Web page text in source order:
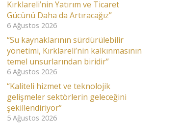
Kırklareli’nin Yatırım ve Ticaret
Gücünü Daha da Artıracağız”
6 Ağustos 2026
“Su kaynaklarının sürdürülebilir
yönetimi, Kırklareli’nin kalkınmasının
temel unsurlarından biridir”
6 Ağustos 2026
“Kaliteli hizmet ve teknolojik
gelişmeler sektörlerin geleceğini
şekillendiriyor”
5 Ağustos 2026